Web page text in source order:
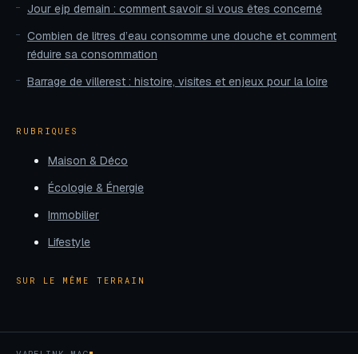
Jour ejp demain : comment savoir si vous êtes concerné
Combien de litres d’eau consomme une douche et comment
réduire sa consommation
Barrage de villerest : histoire, visites et enjeux pour la loire
RUBRIQUES
Maison & Déco
Écologie & Énergie
Immobilier
Lifestyle
SUR LE MÊME TERRAIN